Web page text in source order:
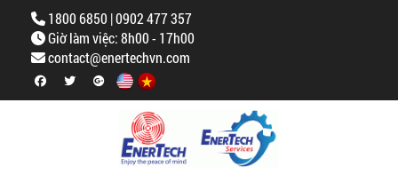
1800 6850 | 0902 477 357
Giờ làm việc: 8h00 - 17h00
contact@enertechvn.com